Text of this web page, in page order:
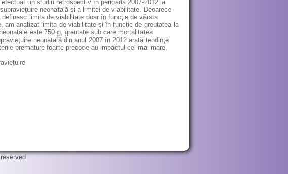
un studiu retrospectiv în perioada 2007-2012 la
neonatală şi a limitei de viabilitate. Deoarece
limita de viabilitate doar în funcţie de vârsta
am analizat limita de viabilitate şi în funcţie de greutatea la
este 750 g, greutate sub care mortalitatea
neonatală din anul 2007 în 2012 arată tendinţe
premature foarte precoce au impactul cel mai mare,